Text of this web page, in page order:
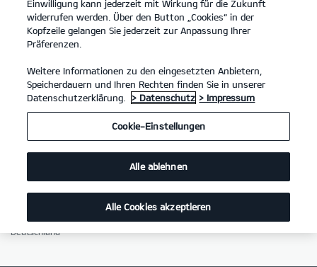
Geschäftsführer/in: Christian Gerich, Roland Gerich
Rechtsform: GmbH
Handelsregister: Amtsgericht Mühldorf HRB 18321
DE 260015927
Sitz der Gesellschaft: Mühldorf, Harthauserstr. 1
Nichtteilnahme an Verfahren der Verbraucherschlichtungsstelle
Verkäufer/Auftragnehmer wird nicht an einem Streitbeilegungsverfahren
vor einer Verbraucherschlichtungsstelle im Sinne des VSBG teilnehmen
Verantwortlicher im Sinne von § 18 Abs. 2 MStV: Christian Gerich, Roland
Gerich
Autohaus Gerich GmbH
84453 Mühldorf am Inn
Deutschland
Einwilligung kann jederzeit mit Wirkung für die Zukunft
widerrufen werden. Über den Button „Cookies“ in der
Kopfzeile gelangen Sie jederzeit zur Anpassung Ihrer
Präferenzen.
Weitere Informationen zu den eingesetzten Anbietern,
Speicherdauern und Ihren Rechten finden Sie in unserer
Datenschutzerklärung.
> Datenschutz > Impressum
Cookie-Einstellungen
Alle ablehnen
Alle Cookies akzeptieren